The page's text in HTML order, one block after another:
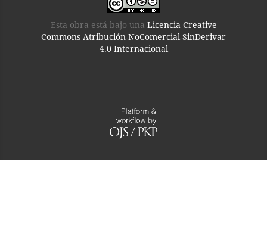
Esta obra está bajo una Licencia Creative
Commons Atribución-NoComercial-SinDerivar
4.0 Internacional